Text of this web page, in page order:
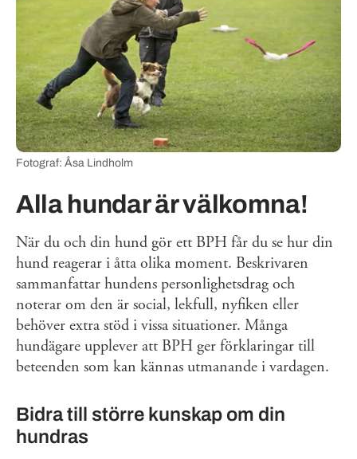
Fotograf: Åsa Lindholm
Alla hundar är välkomna!
När du och din hund gör ett BPH får du se hur din
hund reagerar i åtta olika moment. Beskrivaren
sammanfattar hundens personlighetsdrag och
noterar om den är social, lekfull, nyfiken eller
behöver extra stöd i vissa situationer. Många
hundägare upplever att BPH ger förklaringar till
beteenden som kan kännas utmanande i vardagen.
Bidra till större kunskap om din
hundras